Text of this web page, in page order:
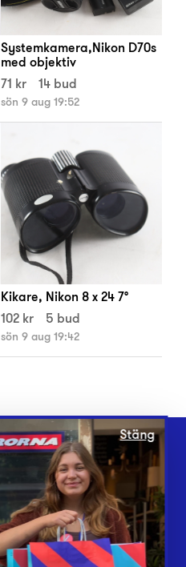
Systemkamera,Nikon D70s
med objektiv
71 kr
14 bud
sön 9 aug 19:52
Kikare, Nikon 8 x 24 7°
102 kr
5 bud
sön 9 aug 19:42
Stäng